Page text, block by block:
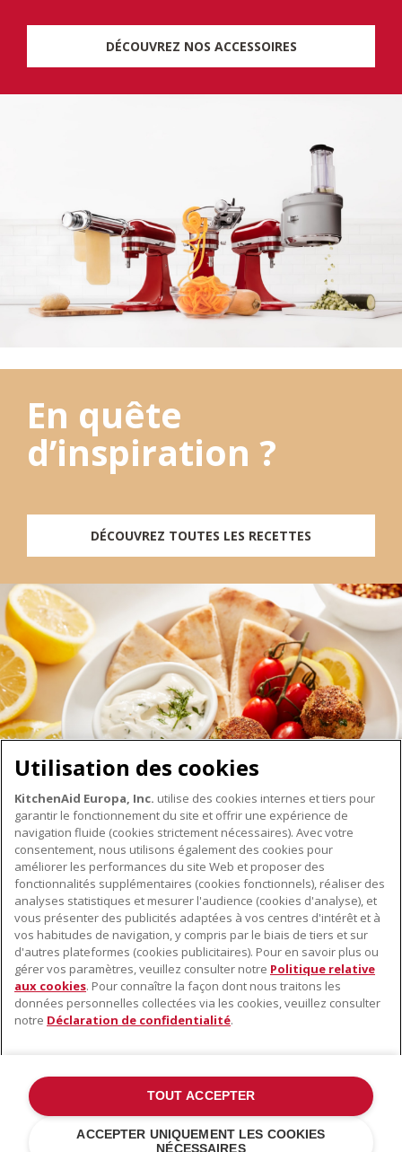
DÉCOUVREZ NOS ACCESSOIRES
En quête
d’inspiration ?
DÉCOUVREZ TOUTES LES RECETTES
À PROPOS DE KITCHENAID
À propos de KitchenAid
Histoire de la marque
Communiqués de presse
ODR
NOS PRODUITS
Petits électroménagers
Matériel de cuisine
Accessoires
SERVICE CLIENT
Trouver un magasin
©2022 Tous droits réservés. KitchenAid et la forme du robot pâtissier
multifonction sont des marques déposées aux États Unis et dans
Utilisation des cookies
KitchenAid Europa, Inc. utilise des cookies internes et tiers pour
garantir le fonctionnement du site et offrir une expérience de
navigation fluide (cookies strictement nécessaires). Avec votre
consentement, nous utilisons également des cookies pour
améliorer les performances du site Web et proposer des
fonctionnalités supplémentaires (cookies fonctionnels), réaliser des
analyses statistiques et mesurer l'audience (cookies d'analyse), et
vous présenter des publicités adaptées à vos centres d'intérêt et à
vos habitudes de navigation, y compris par le biais de tiers et sur
d'autres plateformes (cookies publicitaires). Pour en savoir plus ou
gérer vos paramètres, veuillez consulter notre Politique relative
aux cookies. Pour connaître la façon dont nous traitons les
données personnelles collectées via les cookies, veuillez consulter
notre Déclaration de confidentialité.
ACCEPTER UNIQUEMENT LES COOKIES
NÉCESSAIRES
TOUT ACCEPTER